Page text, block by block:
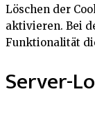
Löschen der
aktivieren. Bei
Funktionalität
Server-